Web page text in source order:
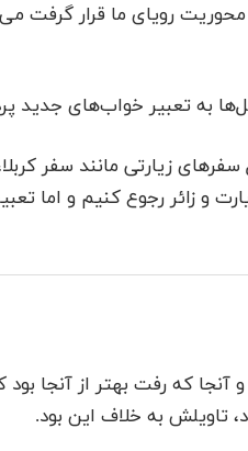
رویای ما قرار گرفت
به تعبیر خواب‌های جدید
زیارتی مانند سفر
و زائر رجوع کنیم و اما
آنجا که رفت بهتر از آنجا
تاویلش به خلاف این بود.